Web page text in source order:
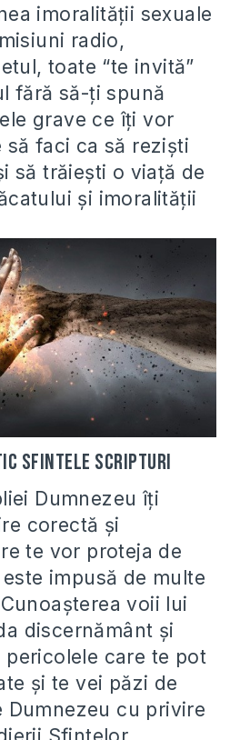
imoralităţii sexuale
radio,
toate “te invită”
fără să-ţi spună
grave ce îţi vor
să faci ca să rezişti
să trăieşti o viaţă de
şi imoralităţii
Sfintele Scripturi
Dumnezeu îţi
corectă şi
te vor proteja de
impusă de multe
voii lui
discernământ şi
pericolele care te pot
şi te vei păzi de
Dumnezeu cu privire